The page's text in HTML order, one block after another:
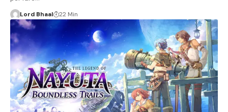
Lord Bhaal 22 Min